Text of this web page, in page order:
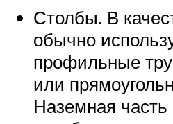
Столбы. В
обычно
профильные
или
Наземная